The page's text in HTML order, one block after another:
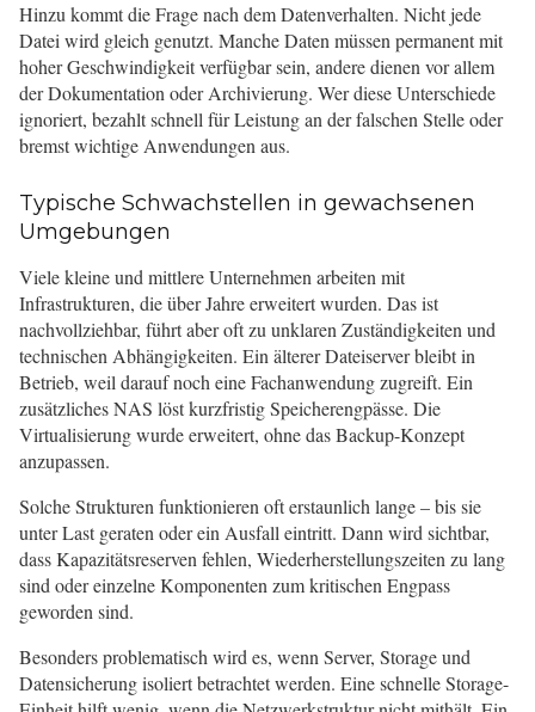
Hinzu kommt die Frage nach dem Datenverhalten. Nicht jede
Datei wird gleich genutzt. Manche Daten müssen permanent mit
hoher Geschwindigkeit verfügbar sein, andere dienen vor allem
der Dokumentation oder Archivierung. Wer diese Unterschiede
ignoriert, bezahlt schnell für Leistung an der falschen Stelle oder
bremst wichtige Anwendungen aus.
Typische Schwachstellen in gewachsenen
Umgebungen
Viele kleine und mittlere Unternehmen arbeiten mit
Infrastrukturen, die über Jahre erweitert wurden. Das ist
nachvollziehbar, führt aber oft zu unklaren Zuständigkeiten und
technischen Abhängigkeiten. Ein älterer Dateiserver bleibt in
Betrieb, weil darauf noch eine Fachanwendung zugreift. Ein
zusätzliches NAS löst kurzfristig Speicherengpässe. Die
Virtualisierung wurde erweitert, ohne das Backup-Konzept
anzupassen.
Solche Strukturen funktionieren oft erstaunlich lange – bis sie
unter Last geraten oder ein Ausfall eintritt. Dann wird sichtbar,
dass Kapazitätsreserven fehlen, Wiederherstellungszeiten zu lang
sind oder einzelne Komponenten zum kritischen Engpass
geworden sind.
Besonders problematisch wird es, wenn Server, Storage und
Datensicherung isoliert betrachtet werden. Eine schnelle Storage-